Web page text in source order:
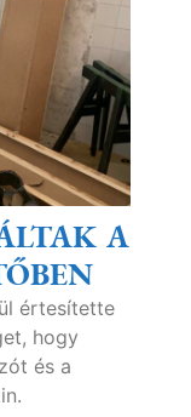
A
értesítette
hogy
és a